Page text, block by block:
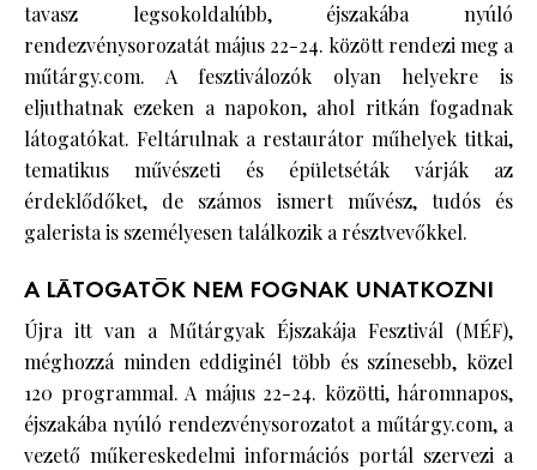
tavasz legsokoldalúbb, éjszakába nyúló
rendezvénysorozatát május 22-24. között rendezi meg a
műtárgy.com. A fesztiválozók olyan helyekre is
eljuthatnak ezeken a napokon, ahol ritkán fogadnak
látogatókat. Feltárulnak a restaurátor műhelyek titkai,
tematikus művészeti és épületséták várják az
érdeklődőket, de számos ismert művész, tudós és
galerista is személyesen találkozik a résztvevőkkel.
A LÁTOGATÓK NEM FOGNAK UNATKOZNI
Újra itt van a Műtárgyak Éjszakája Fesztivál (MÉF),
méghozzá minden eddiginél több és színesebb, közel
120 programmal. A május 22-24. közötti, háromnapos,
éjszakába nyúló rendezvénysorozatot a műtárgy.com, a
vezető műkereskedelmi információs portál szervezi a